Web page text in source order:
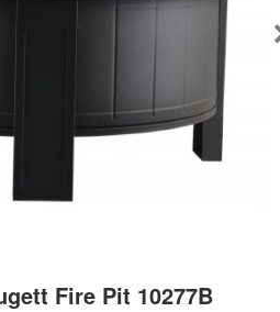
Fire Pit 10277B